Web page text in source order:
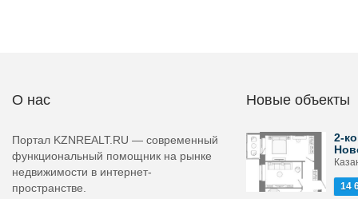
О нас
Портал KZNREALT.RU — современный
функциональный помощник на рынке
недвижимости в интернет-
пространстве.
Новые объекты
2-
14